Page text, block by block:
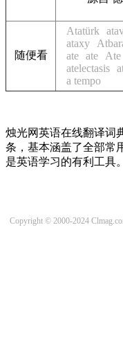
随便看
Atatürk
ataxy
ate ate Ate
atelectasis
a tempo
烛光网英语在线翻译词
条，基本涵盖了全部常
是英语学习的有利工具。
Copyright © 2000-2024